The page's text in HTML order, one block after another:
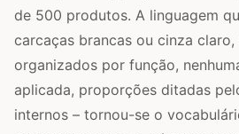
de 500 produtos. A linguagem
carcaças brancas ou cinza
organizados por função,
aplicada, proporções ditadas
internos – tornou-se o